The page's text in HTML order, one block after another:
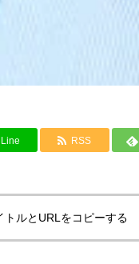
Line RSS
トルとURLをコピーする